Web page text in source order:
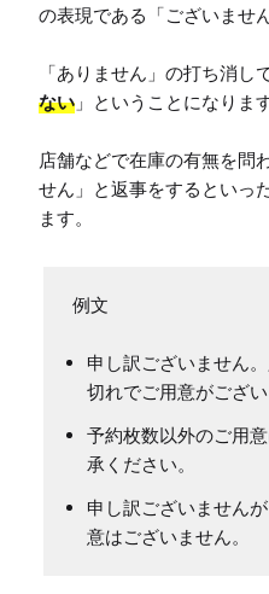
の表現である「ございませ
「ありません」の打ち消し
ない 」ということになります
店舗などで在庫の有無を問
せん」と返事をするといっ
ます。
申し訳ございません
切れでご用意がござい
予約枚数以外のご用
承ください。
申し訳ございません
意はございません。